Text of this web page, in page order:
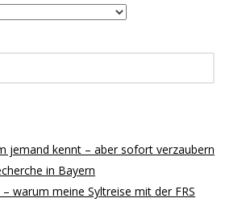
jemand kennt – aber sofort verzaubern
in Bayern
warum meine Syltreise mit der FRS